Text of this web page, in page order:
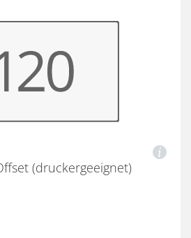
(druckergeeignet)